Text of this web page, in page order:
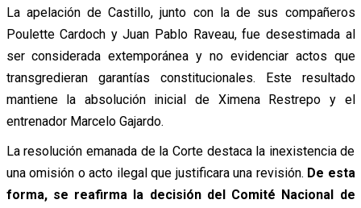
La apelación de Castillo, junto con la de sus compañeros
Poulette Cardoch y Juan Pablo Raveau, fue desestimada al
ser considerada extemporánea y no evidenciar actos que
transgredieran garantías constitucionales. Este resultado
mantiene la absolución inicial de Ximena Restrepo y el
entrenador Marcelo Gajardo.
La resolución emanada de la Corte destaca la inexistencia de
una omisión o acto ilegal que justificara una revisión. De esta
forma, se reafirma la decisión del Comité Nacional de